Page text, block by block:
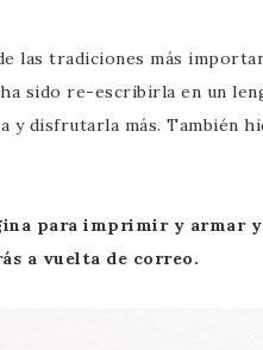
las tradiciones más
sido re-escribirla en un
y disfrutarla más. También
para imprimir y armar y
a vuelta de correo.